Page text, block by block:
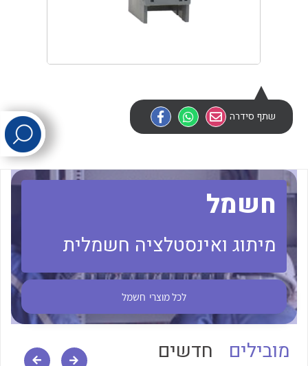
לכל מוצרי היצרן לכל מוצרי היצרן
לכל מוצרי היצרן לכל מוצרי היצרן
שתף סידרה
חשמל
מיתוג ואינסטלציה חשמלית
לכל מוצרי חשמל
מובילים חדשים